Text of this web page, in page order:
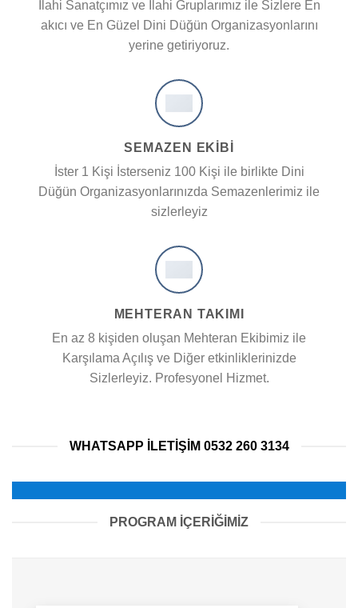
İlahi Sanatçımız ve İlahi Gruplarımız ile Sizlere En
akıcı ve En Güzel Dini Düğün Organizasyonlarını
yerine getiriyoruz.
SEMAZEN EKIBI
İster 1 Kişi İsterseniz 100 Kişi ile birlikte Dini
Düğün Organizasyonlarınızda Semazenlerimiz ile
sizlerleyiz
MEHTERAN TAKIMI
En az 8 kişiden oluşan Mehteran Ekibimiz ile
Karşılama Açılış ve Diğer etkinliklerinizde
Sizlerleyiz. Profesyonel Hizmet.
WHATSAPP ILETIŞIM 0532 260 3134
PROGRAM İÇERİĞİMİZ